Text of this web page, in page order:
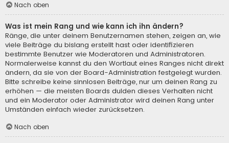
Nach oben
Was ist mein Rang und wie kann ich ihn ändern?
Ränge, die unter deinem Benutzernamen stehen, zeigen an, wie
viele Beiträge du bislang erstellt hast oder identifizieren
bestimmte Benutzer wie Moderatoren und Administratoren.
Normalerweise kannst du den Wortlaut eines Ranges nicht direkt
ändern, da sie von der Board-Administration festgelegt wurden.
Bitte schreibe keine sinnlosen Beiträge, nur um deinen Rang zu
erhöhen — die meisten Boards dulden dieses Verhalten nicht
und ein Moderator oder Administrator wird deinen Rang unter
Umständen einfach wieder zurücksetzen.
Nach oben